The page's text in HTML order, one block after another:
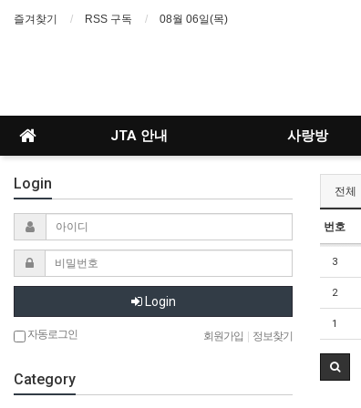
즐겨찾기 RSS 구독 08월 06일(목)
JTA 안내 사랑방
전체
번호
3
2
1
Login
Login
자동로그인 회원가입 정보찾기
Category